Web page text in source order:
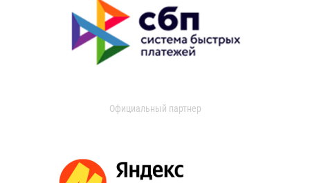
Официальный партнер